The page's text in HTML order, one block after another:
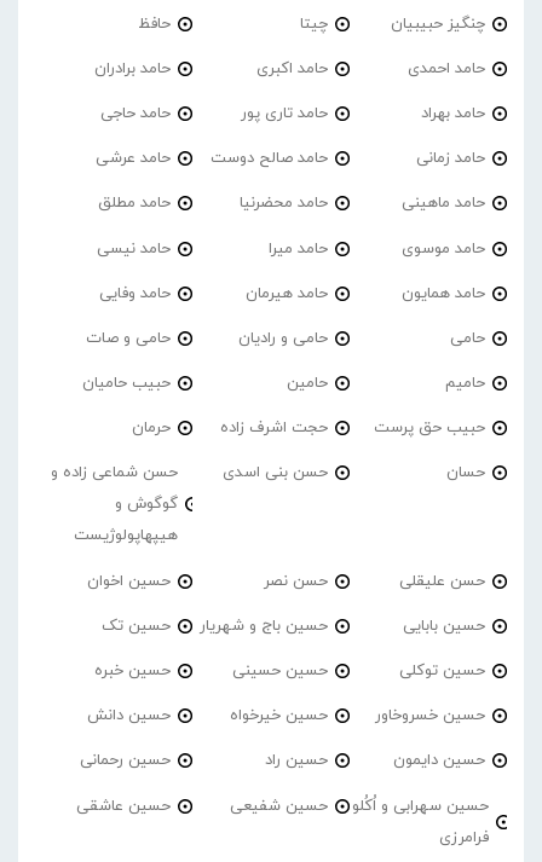
چنگیز حبیبیان چیتا حافظ
حامد احمدی حامد اکبری حامد برادران
حامد بهراد حامد تاری پور حامد حاجی
حامد زمانی حامد صالح دوست حامد عرشی
حامد ماهینی حامد محضرنیا حامد مطلق
حامد موسوی حامد میرا حامد نیسی
حامد همایون حامد هیرمان حامد وفایی
حامی حامی و رادیان حامی و صات
حامیم حامین حبیب حامیان
حبیب حق پرست حجت اشرف زاده حرمان
حسان حسن بنی اسدی
حسن شماعی زاده و
گوگوش و
هیپهاپولوژیست
حسن علیقلی حسن نصر حسین اخوان
حسین بابایی حسین باج و شهریار حسین تک
حسین توکلی حسین حسینی حسین خبره
حسین خسروخاور حسین خیرخواه حسین دانش
حسین دایمون حسین راد حسین رحمانی
حسین سهرابی و اُکُلو
فرامرزی
حسین شفیعی حسین عاشقی